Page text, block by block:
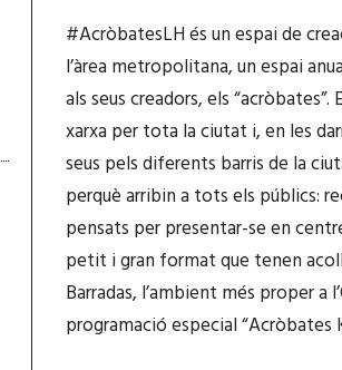
#AcròbatesLH és un espai de
l’àrea metropolitana, un espai
als seus creadors, els
xarxa per tota la ciutat i, en les
seus pels diferents barris de la
perquè arribin a tots els públics:
pensats per presentar-se en
petit i gran format que tenen
Barradas, l’ambient més proper a
programació especial “Acròbates